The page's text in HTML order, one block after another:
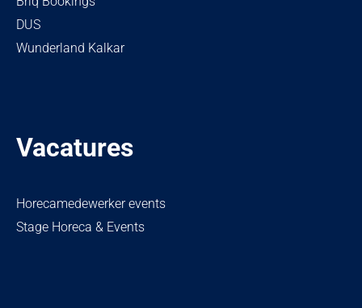
DUS
Wunderland Kalkar
Vacatures
Horecamedewerker events
Stage Horeca & Events